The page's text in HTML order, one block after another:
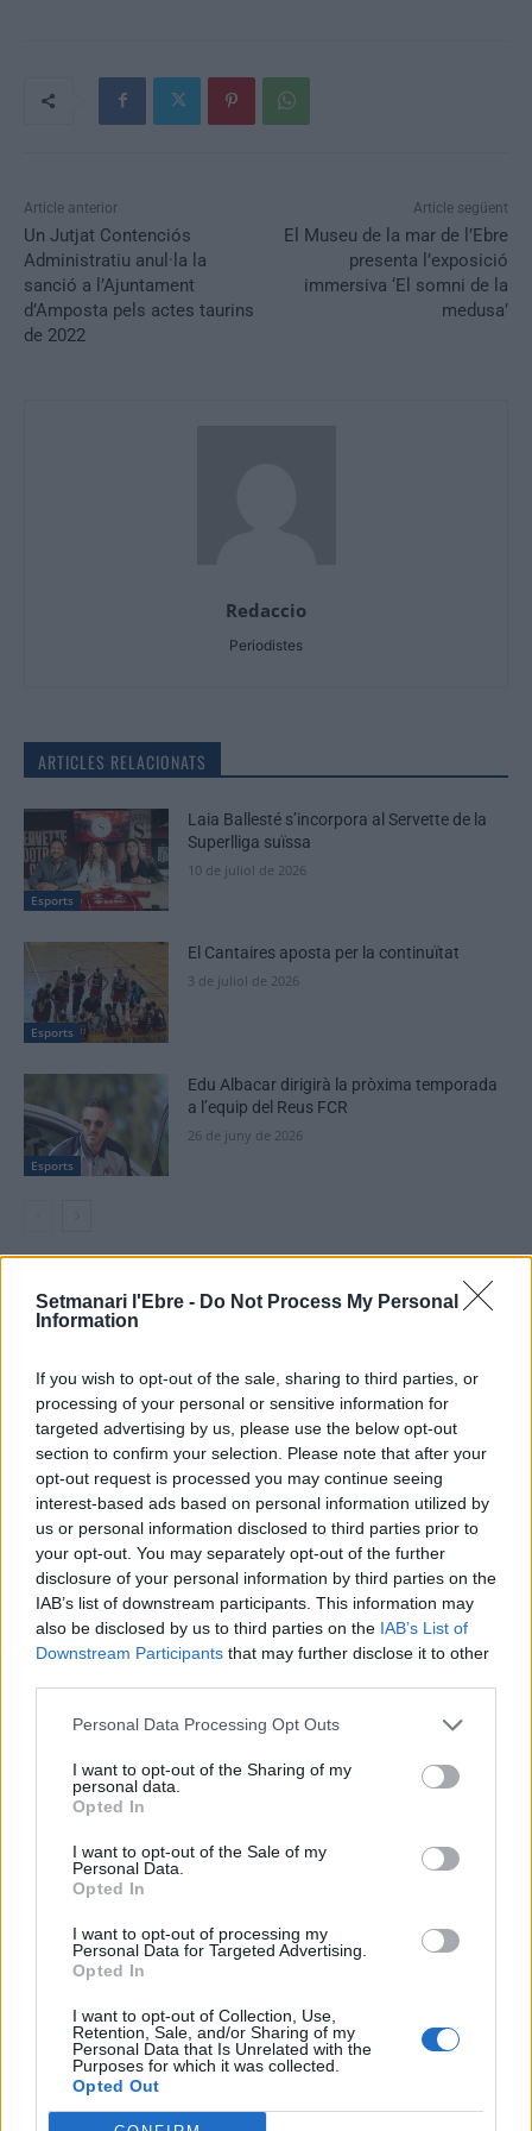
Setmanari l'Ebre - Do Not Process My Personal
Information
If you wish to opt-out of the sale, sharing to third parties, or
processing of your personal or sensitive information for
targeted advertising by us, please use the below opt-out
section to confirm your selection. Please note that after your
opt-out request is processed you may continue seeing
interest-based ads based on personal information utilized by
us or personal information disclosed to third parties prior to
your opt-out. You may separately opt-out of the further
disclosure of your personal information by third parties on the
IAB’s list of downstream participants. This information may
also be disclosed by us to third parties on the IAB’s List of
Downstream Participants that may further disclose it to other
Personal Data Processing Opt Outs
I want to opt-out of the Sharing of my
personal data.
Opted In
I want to opt-out of the Sale of my
Personal Data.
Opted In
I want to opt-out of processing my
Personal Data for Targeted Advertising.
Opted In
I want to opt-out of Collection, Use,
Retention, Sale, and/or Sharing of my
Personal Data that Is Unrelated with the
Purposes for which it was collected.
Opted Out
Article anterior
Un Jutjat Contenciós
Administratiu anul·la la
sanció a l’Ajuntament
d’Amposta pels actes taurins
de 2022
Article següent
El Museu de la mar de l’Ebre
presenta l’exposició
immersiva ‘El somni de la
medusa’
Redaccio
Periodistes
ARTICLES RELACIONATS
Esports
Laia Ballesté s’incorpora al Servette de la
Superlliga suïssa
10 de juliol de 2026
Esports
El Cantaires aposta per la continuïtat
3 de juliol de 2026
Esports
Edu Albacar dirigirà la pròxima temporada
a l’equip del Reus FCR
26 de juny de 2026
DEIXA UNA RESPOSTA
Comentari:
Deseu el meu nom, el correu electrònic i el lloc web en
aquest navegador per a la propera vegada que comenti.
ÚLTIMES NOTÍCIES
Amposta recupera les Cases del Castell
i culmina un projecte estratègic que
gastronomia